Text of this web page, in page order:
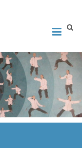
Руководитель